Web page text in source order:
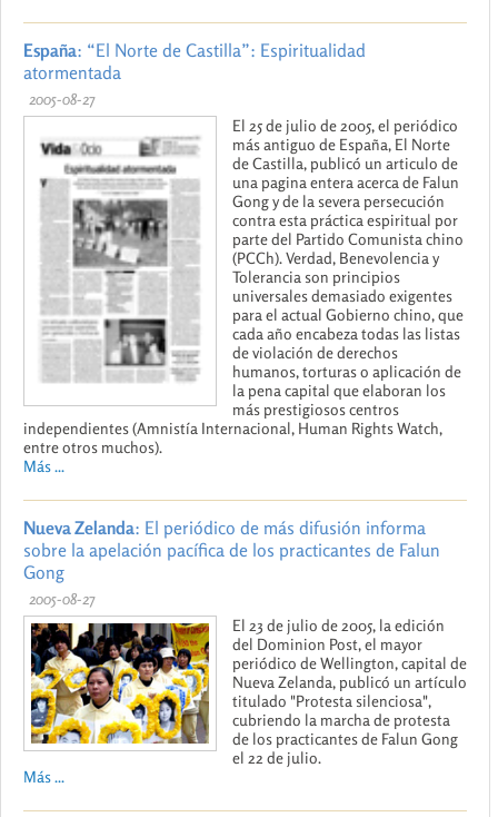
España: “El Norte de Castilla”: Espiritualidad
atormentada
2005-08-27
El 25 de julio de 2005, el periódico
más antiguo de España, El Norte
de Castilla, publicó un articulo de
una pagina entera acerca de Falun
Gong y de la severa persecución
contra esta práctica espiritual por
parte del Partido Comunista chino
(PCCh). Verdad, Benevolencia y
Tolerancia son principios
universales demasiado exigentes
para el actual Gobierno chino, que
cada año encabeza todas las listas
de violación de derechos
humanos, torturas o aplicación de
la pena capital que elaboran los
más prestigiosos centros
independientes (Amnistía Internacional, Human Rights Watch,
entre otros muchos).
Más ...
Nueva Zelanda: El periódico de más difusión informa
sobre la apelación pacífica de los practicantes de Falun
Gong
2005-08-27
El 23 de julio de 2005, la edición
del Dominion Post, el mayor
periódico de Wellington, capital de
Nueva Zelanda, publicó un artículo
titulado "Protesta silenciosa",
cubriendo la marcha de protesta
de los practicantes de Falun Gong
el 22 de julio.
Más ...